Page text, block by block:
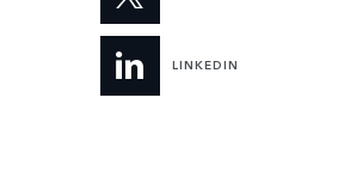
LINKEDIN